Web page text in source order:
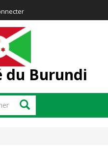
du Burundi
Rechercher